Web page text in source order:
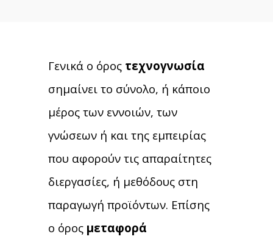
Γενικά ο όρος τεχνογνωσία
σημαίνει το σύνολο, ή κάποιο
μέρος των εννοιών, των
γνώσεων ή και της εμπειρίας
που αφορούν τις απαραίτητες
διεργασίες, ή μεθόδους στη
παραγωγή προϊόντων. Επίσης
ο όρος μεταφορά